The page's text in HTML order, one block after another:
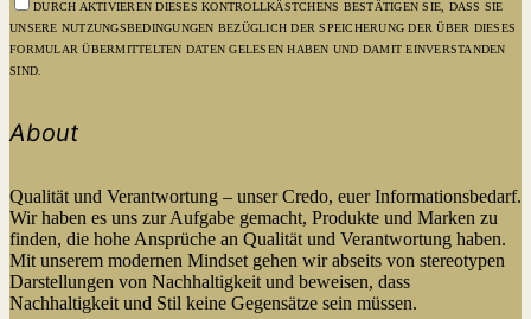
DURCH AKTIVIEREN DIESES KONTROLLKÄSTCHENS BESTÄTIGEN SIE, DASS SIE
UNSERE NUTZUNGSBEDINGUNGEN BEZÜGLICH DER SPEICHERUNG DER ÜBER DIESES
FORMULAR ÜBERMITTELTEN DATEN GELESEN HABEN UND DAMIT EINVERSTANDEN
SIND.
About
Qualität und Verantwortung – unser Credo, euer Informationsbedarf.
Wir haben es uns zur Aufgabe gemacht, Produkte und Marken zu
finden, die hohe Ansprüche an Qualität und Verantwortung haben.
Mit unserem modernen Mindset gehen wir abseits von stereotypen
Darstellungen von Nachhaltigkeit und beweisen, dass
Nachhaltigkeit und Stil keine Gegensätze sein müssen.